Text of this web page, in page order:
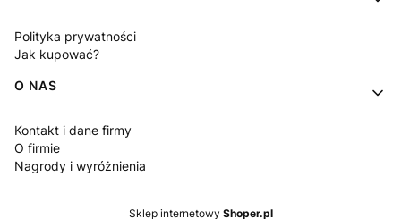
Polityka prywatności
Jak kupować?
O NAS
Kontakt i dane firmy
O firmie
Nagrody i wyróżnienia
Sklep internetowy Shoper.pl